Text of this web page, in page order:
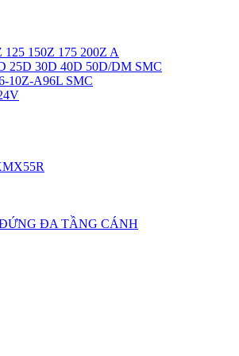
150Z 175 200Z A
25D 30D 40D 50D/DM SMC
10Z-A96L SMC
ĐA TẦNG CÁNH